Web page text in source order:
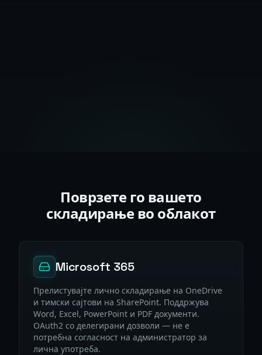
Поврзете го вашето
складирање во облакот
Microsoft 365
Прелистувајте лично складирање на OneDrive
и тимски сајтови на SharePoint. Поддржува
Word, Excel, PowerPoint и PDF документи.
OAuth2 со делегирани дозволи — не е
потребна согласност на администратор за
лична употреба.